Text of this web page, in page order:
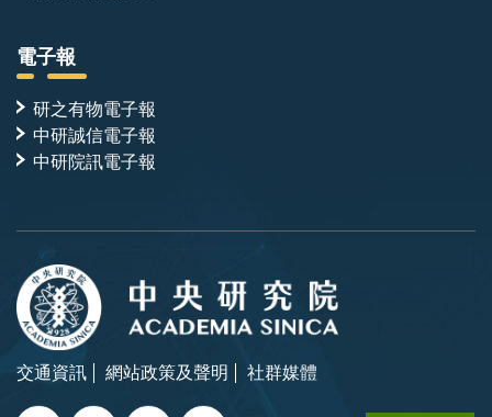
電子報
研之有物電子報
中研誠信電子報
中研院訊電子報
交通資訊 網站政策及聲明 社群媒體